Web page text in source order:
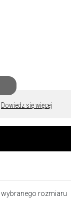
Dowiedz się więcej
rozmiaru